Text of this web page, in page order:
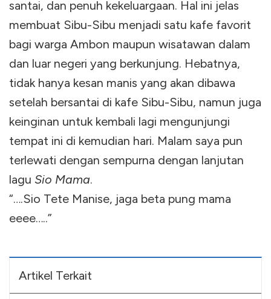
santai, dan penuh kekeluargaan. Hal ini jelas
membuat Sibu-Sibu menjadi satu kafe favorit
bagi warga Ambon maupun wisatawan dalam
dan luar negeri yang berkunjung. Hebatnya,
tidak hanya kesan manis yang akan dibawa
setelah bersantai di kafe Sibu-Sibu, namun juga
keinginan untuk kembali lagi mengunjungi
tempat ini di kemudian hari. Malam saya pun
terlewati dengan sempurna dengan lanjutan
lagu Sio Mama.
“….Sio Tete Manise, jaga beta pung mama
eeee…..”
Artikel Terkait